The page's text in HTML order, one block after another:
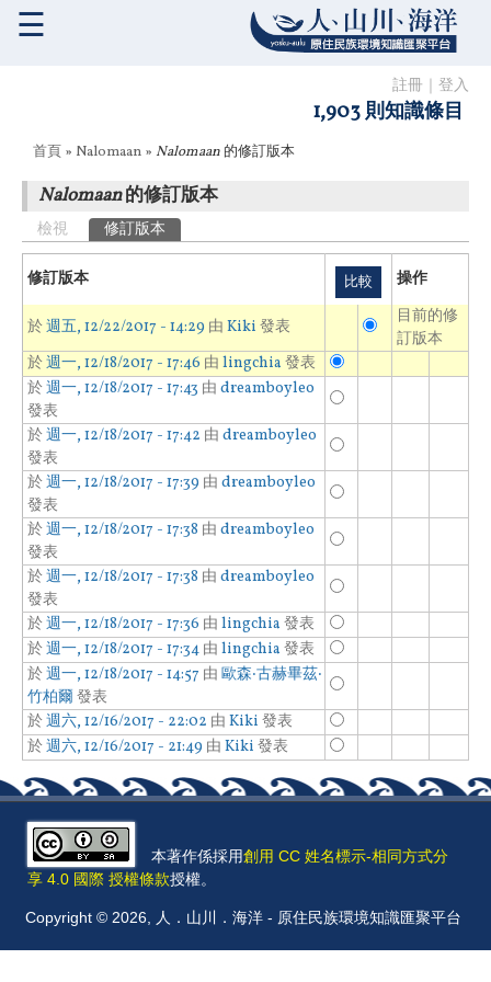
註冊 登入
1,903 則知識條目
☰
您在這裡
首頁 » Nalomaan » Nalomaan的修訂版本
Nalomaan的修訂版本
主要索引標籤
檢視 修訂版本
修訂版本 操作
於週五, 12/22/2017 - 14:29 由 Kiki 發表
目前的修
訂版本
於週一, 12/18/2017 - 17:46 由 lingchia 發表
於週一, 12/18/2017 - 17:43 由 dreamboyleo
發表
於週一, 12/18/2017 - 17:42 由 dreamboyleo
發表
於週一, 12/18/2017 - 17:39 由 dreamboyleo
發表
於週一, 12/18/2017 - 17:38 由 dreamboyleo
發表
於週一, 12/18/2017 - 17:38 由 dreamboyleo
發表
於週一, 12/18/2017 - 17:36 由 lingchia 發表
於週一, 12/18/2017 - 17:34 由 lingchia 發表
於週一, 12/18/2017 - 14:57 由 歐森‧古赫畢茲‧
竹柏爾發表
於週六, 12/16/2017 - 22:02 由 Kiki 發表
於週六, 12/16/2017 - 21:49 由 Kiki 發表
本著作係採用創用 CC 姓名標示-相同方式分
享 4.0 國際 授權條款授權。
Copyright © 2026, 人．山川．海洋 - 原住民族環境知識匯聚平台